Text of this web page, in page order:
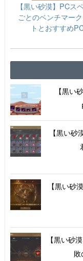
【黒い砂漠】PCス
ごとのベンチマー
トとおすすめ
【黒い
【黒い
【黒い砂
【黒い砂
敗